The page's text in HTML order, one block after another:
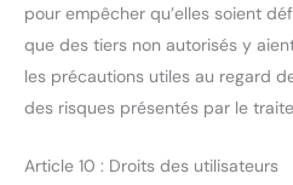
pour empêcher qu’elles soient
que des tiers non autorisés y
les précautions utiles au regard
des risques présentés par le
Article 10 : Droits des utilisateurs